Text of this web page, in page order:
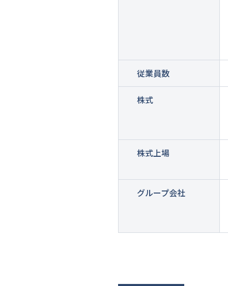
従業員数
株式
株式上場
グループ会社